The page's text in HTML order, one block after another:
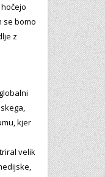
se bomo
z
kjer
velik